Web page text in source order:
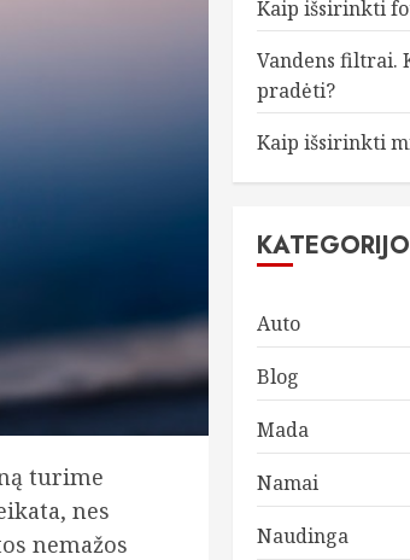
turime
nes
nemažos
Kaip išsirinkti
Vandens filtrai.
pradėti?
Kaip išsirinkti
Auto
Blog
Mada
Namai
Naudinga